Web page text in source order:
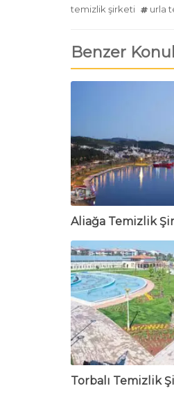
temizlik şirketi
urla
Benzer
Aliağa Temizlik
Torbalı Temizlik